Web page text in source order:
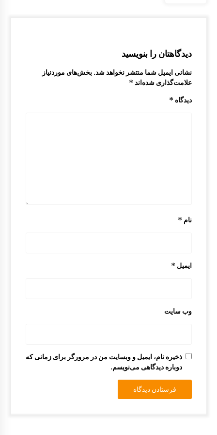
دیدگاهتان را بنویسید
نشانی ایمیل شما منتشر نخواهد شد. بخش‌های موردنیاز
علامت‌گذاری شده‌اند *
دیدگاه *
نام *
ایمیل *
وب‌ سایت
ذخیره نام، ایمیل و وبسایت من در مرورگر برای زمانی که
دوباره دیدگاهی می‌نویسم.